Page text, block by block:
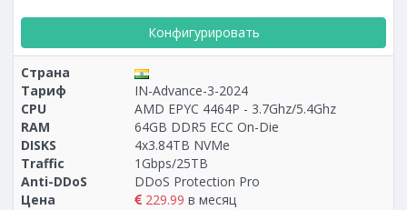
Конфигурировать
Страна
Тариф
IN-Advance-3-2024
CPU
AMD EPYC 4464P - 3.7Ghz/5.4Ghz
RAM
64GB DDR5 ECC On-Die
DISKS
4x3.84TB NVMe
Traffic
1Gbps/25TB
Anti-DDoS
DDoS Protection Pro
Цена
229.99 в месяц